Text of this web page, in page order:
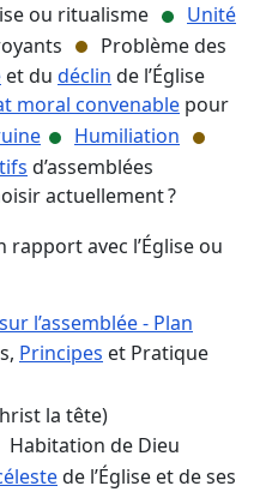
ou ritualisme
Unité
Problème des
et du déclin de l’Église
moral convenable pour
Humiliation
d’assemblées
actuellement ?
rapport avec l’Église ou
l’assemblée - Plan
Principes et Pratique
la tête)
Habitation de Dieu
de l’Église et de ses